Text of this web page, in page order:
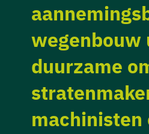
wegenbouw
duurzame
machinisten